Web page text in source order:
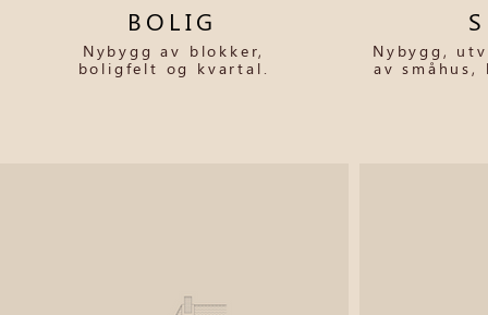
BOLIG
Nybygg av blokker,
boligfelt og kvartal.
Nybygg,
av